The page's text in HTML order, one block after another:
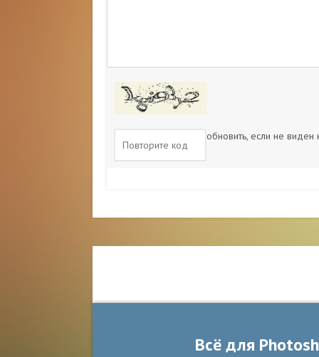
обновить, если не виден
Всё для